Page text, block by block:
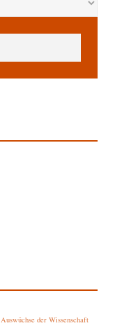
Auswüchse der Wissenschaft